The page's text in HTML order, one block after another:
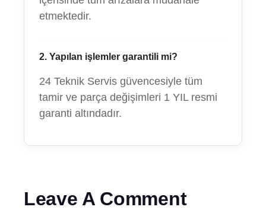
etmektedir.
2. Yapılan işlemler garantili mi?
24 Teknik Servis güvencesiyle tüm
tamir ve parça değişimleri 1 YIL resmi
garanti altındadır.
Leave A Comment